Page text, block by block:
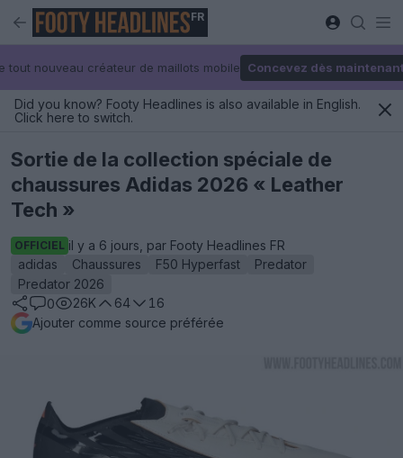
FR
tout nouveau créateur de maillots mobile Concevez dès
Did you know? Footy Headlines is also available in English.
Click here to switch.
Sortie de la collection spéciale de
chaussures Adidas 2026 « Leather
Tech »
OFFICIEL il y a 6 jours, par Footy Headlines FR
adidas
Chaussures F50 Hyperfast
Predator
Predator 2026
0
26K 64
16
Ajouter comme source préférée